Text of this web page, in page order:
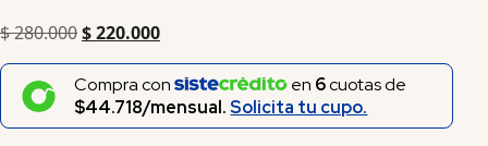
$280.000$220.000
Compra con en 6cuotas de
$44.718/mensual.Solicita tu cupo.